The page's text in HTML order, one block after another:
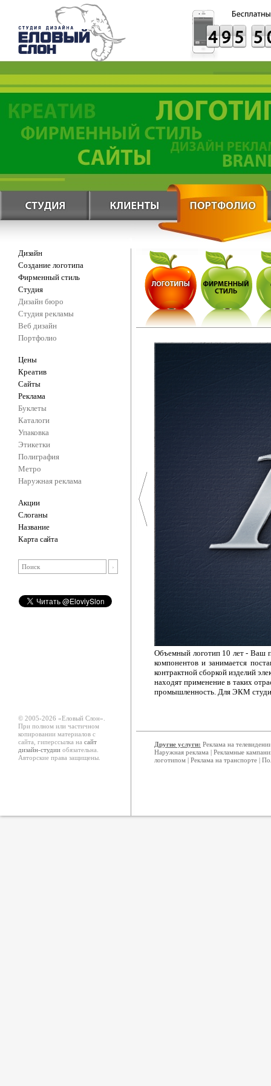
Дизайн
Создание логотипа
Фирменный стиль
Студия
Дизайн бюро
Студия рекламы
Веб дизайн
Портфолио
Цены
Креатив
Сайты
Реклама
Буклеты
Каталоги
Упаковка
Этикетки
Полиграфия
Метро
Наружная реклама
Акции
Слоганы
Название
Карта сайта
Объемный логотип 10 лет - Ваш
компонентов и занимается
контрактной сборкой изделий
находят применение в таких
промышленность. Для ЭКМ
© 2005-2026 «Еловый Cлон».
При полном или частичном
копировании материалов с
сайта, гиперссылка на сайт
дизайн-студии обязательна.
Авторские права защищены.
Другие услуги: Реклама на
Наружная реклама
Рекламные
логотипом
Реклама на транспорте